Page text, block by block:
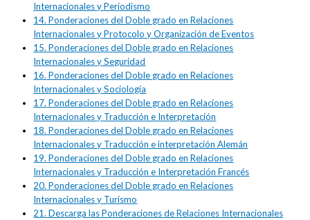
Internacionales y Periodismo
14.Ponderaciones del Doble grado en Relaciones
Internacionales y Protocolo y Organización de Eventos
15.Ponderaciones del Doble grado en Relaciones
Internacionales y Seguridad
16.Ponderaciones del Doble grado en Relaciones
Internacionales y Sociología
17.Ponderaciones del Doble grado en Relaciones
Internacionales y Traducción e Interpretación
18.Ponderaciones del Doble grado en Relaciones
Internacionales y Traducción e interpretación Alemán
19.Ponderaciones del Doble grado en Relaciones
Internacionales y Traducción e Interpretación Francés
20.Ponderaciones del Doble grado en Relaciones
Internacionales y Turismo
21.Descarga las Ponderaciones de Relaciones Internacionales